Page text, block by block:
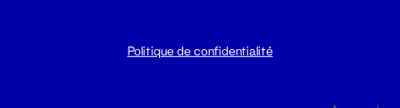
Du lundi au vendredi 14h → 18h
Politique de confidentialité